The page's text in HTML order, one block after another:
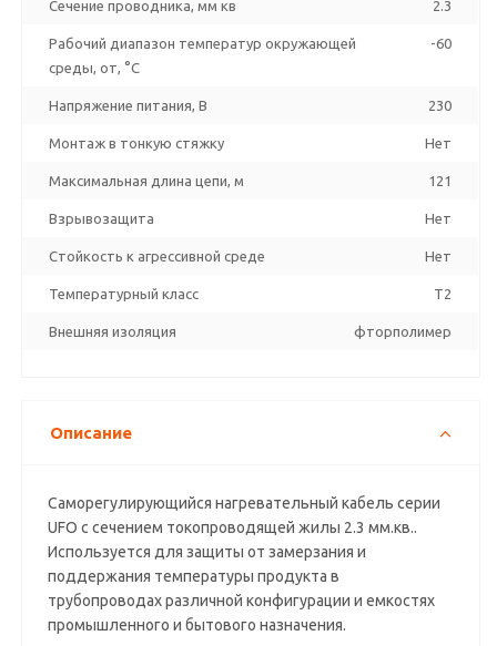
Сечение проводника, мм кв 2.3
Рабочий диапазон температур окружающей
среды, от, °C
-60
Напряжение питания, В 230
Монтаж в тонкую стяжку Нет
Максимальная длина цепи, м 121
Взрывозащита Нет
Стойкость к агрессивной среде Нет
Температурный класс T2
Внешняя изоляция фторполимер
Описание
Саморегулирующийся нагревательный кабель серии
UFO с сечением токопроводящей жилы 2.3 мм.кв..
Используется для защиты от замерзания и
поддержания температуры продукта в
трубопроводах различной конфигурации и емкостях
промышленного и бытового назначения.